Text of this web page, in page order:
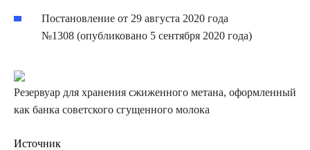
Постановление от 29 августа 2020 года
№1308 (опубликовано 5 сентября 2020 года)
Резервуар для хранения сжиженного метана, оформленный
как банка советского сгущенного молока
Источник